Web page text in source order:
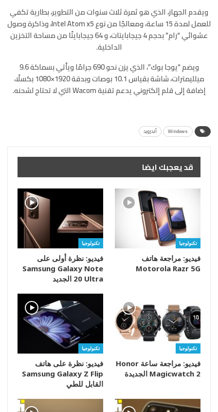
ويقدم الجهاز، الذي هو ثمرة ثلاث سنوات من التطوير، بطارية تكفي
للعمل لمدة 15 ساعة، ومعالجًا من نوع Intel Atom x5، وذاكرة وصول
عشوائي “رام” بحجم 4 جيجابايتات، و 64 جيجابايتًا من مساحة التخزين
الداخلية.
ويضم “يوجا بوك”، الذي يزن نحو 690 جرامًا ويأتي بسماكة 9.6
ميلليمترات، شاشة بقياس 10.1 بوصات وبدقة 1920×1080 بكسلًا،
إضافة إلى قلم إلكتروني يدعم تقنية Wacom التي لا تحتاج لشحنه.
Windows أندرويد
قد يعجبك ايضا
تكنولوجيا
فيديو: مراجعة هاتف
Motorola Razr 5G
تكنولوجيا
فيديو: نظرة أولى على
Samsung Galaxy Note
20 Ultra الجديد
تكنولوجيا
فيديو: مراجعة ساعة Honor
Magicwatch 2 الجديدة
تكنولوجيا
فيديو: نظرة على هاتف
Samsung Galaxy Z Flip
القابل للطي